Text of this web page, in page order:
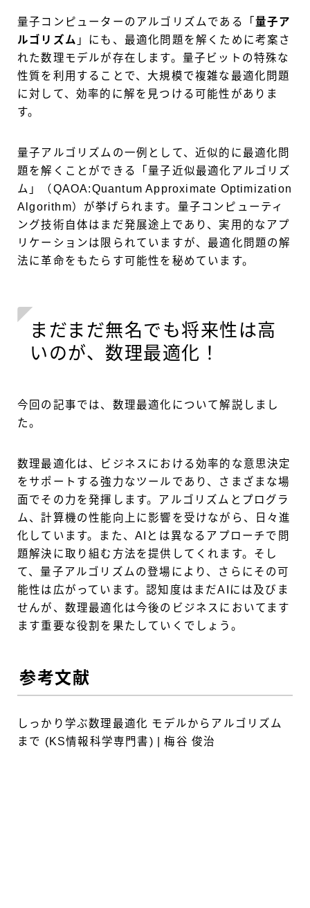
量子コンピューターのアルゴリズムである「 量子ア
ルゴリズム 」にも、最適化問題を解くために考案さ
れた数理モデルが存在します。量子ビットの特殊な
性質を利用することで、大規模で複雑な最適化問題
に対して、効率的に解を見つける可能性がありま
す。
量子アルゴリズムの一例として、近似的に最適化問
題を解くことができる「量子近似最適化アルゴリズ
ム」（QAOA:Quantum Approximate Optimization
Algorithm）が挙げられます。量子コンピューティ
ング技術自体はまだ発展途上であり、実用的なアプ
リケーションは限られていますが、最適化問題の解
法に革命をもたらす可能性を秘めています。
まだまだ無名でも将来性は高
いのが、数理最適化！
今回の記事では、数理最適化について解説しまし
た。
数理最適化は、ビジネスにおける効率的な意思決定
をサポートする強力なツールであり、さまざまな場
面でその力を発揮します。アルゴリズムとプログラ
ム、計算機の性能向上に影響を受けながら、日々進
化しています。また、AIとは異なるアプローチで問
題解決に取り組む方法を提供してくれます。そし
て、量子アルゴリズムの登場により、さらにその可
能性は広がっています。認知度はまだAIには及びま
せんが、数理最適化は今後のビジネスにおいてます
ます重要な役割を果たしていくでしょう。
参考文献
しっかり学ぶ数理最適化 モデルからアルゴリズム
まで (KS情報科学専門書) | 梅谷 俊治